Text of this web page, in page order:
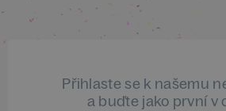
Přihlaste se k našemu
a buďte jako první v